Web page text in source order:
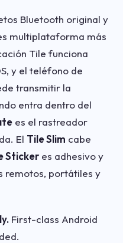
Bluetooth original y
multiplataforma más
Tile funciona
y el teléfono de
transmitir la
entra dentro del
es el rastreador
El Tile Slim cabe
Sticker es adhesivo y
remotos, portátiles y
First-class Android